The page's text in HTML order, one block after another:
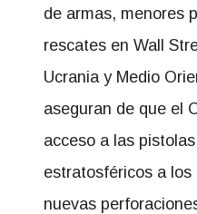
de armas, menores
rescates en Wall
Ucrania y Medio
aseguran de que el
acceso a las
estratosféricos a los
nuevas